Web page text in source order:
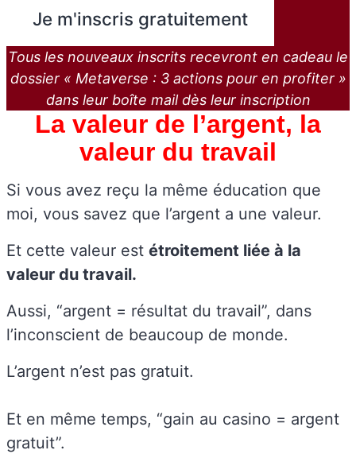
Tous les nouveaux inscrits recevront en cadeau le
dossier « Metaverse : 3 actions pour en profiter »
dans leur boîte mail dès leur inscription
La valeur de l’argent, la
valeur du travail
Si vous avez reçu la même éducation que
moi, vous savez que l’argent a une valeur.
Et cette valeur est étroitement liée à la
valeur du travail.
Aussi, “argent = résultat du travail”, dans
l’inconscient de beaucoup de monde.
L’argent n’est pas gratuit.
Et en même temps, “gain au casino = argent
gratuit”.